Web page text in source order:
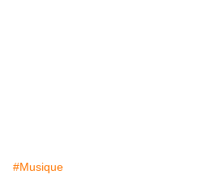
#Musique